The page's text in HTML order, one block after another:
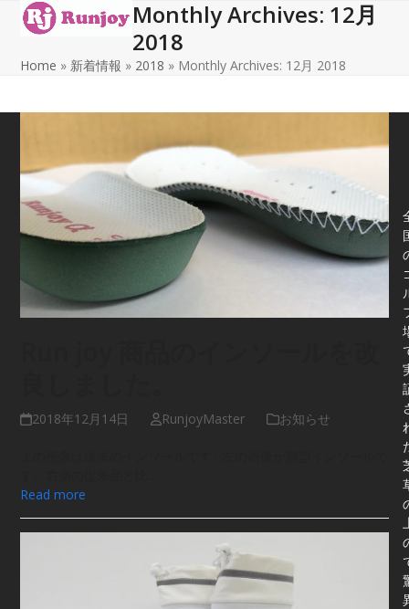
Open
mobile
menu
Close
mobile
menu
Monthly Archives: 12月
2018
Home » 新着情報 » 2018 » Monthly Archives: 12月 2018
2018年12月14日 RunjoyMaster お知らせ
Read more